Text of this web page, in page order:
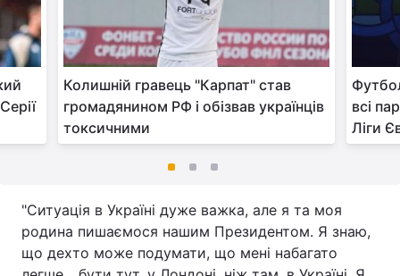
Колишній гравець "Карпат" став
громадянином РФ і обізвав українців
токсичними
всі
Ліги
"Ситуація в Україні дуже важка, але я та моя
родина пишаємося нашим Президентом. Я знаю,
що дехто може подумати, що мені набагато